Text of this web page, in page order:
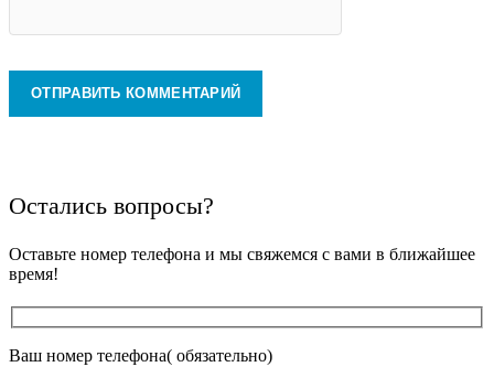
Остались вопросы?
Оставьте номер телефона и мы свяжемся с вами в ближайшее
время!
Ваш номер телефона( обязательно)